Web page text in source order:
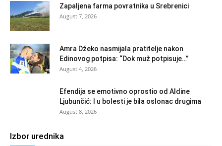
Zapaljena farma povratnika u Srebrenici
August 7, 2026
Amra Džeko nasmijala pratitelje nakon
Edinovog potpisa: “Dok muž potpisuje…”
August 4, 2026
Efendija se emotivno oprostio od Aldine
Ljubunčić: I u bolesti je bila oslonac drugima
August 8, 2026
Izbor urednika